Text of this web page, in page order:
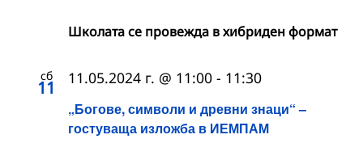
Школата се провежда в хибриден формат
сб
11
„Богове, символи и древни знаци“ –
гостуваща изложба в ИЕМПАМ
11.05.2024 г. @ 11:00 - 11:30